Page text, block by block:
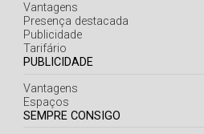
Madeira
Açores
Vantagens
Presença destacada
Publicidade
Tarifário
PUBLICIDADE
Vantagens
Espaços
SEMPRE CONSIGO